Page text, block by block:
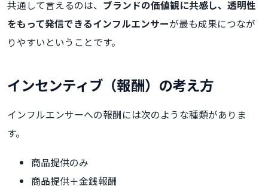
共通して言えるのは、 ブランドの価値観に共感し、透明性
をもって発信できるインフルエンサーが最も成果につなが
りやすいということです。
インセンティブ（報酬）の考え方
インフルエンサーへの報酬には次のような種類がありま
す。
商品提供のみ
商品提供＋金銭報酬